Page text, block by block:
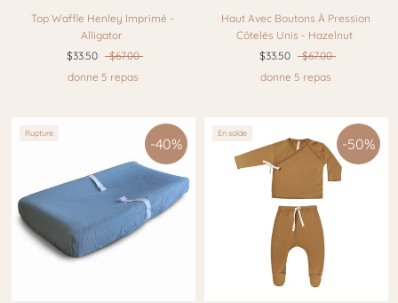
Top Waffle Henley Imprimé -
Alligator
$33.50
$67.00
donne 5 repas
Haut Avec Boutons À Pression
Côtelés Unis - Hazelnut
$33.50
$67.00
donne 5 repas
Rupture
-40%
En solde
-50%